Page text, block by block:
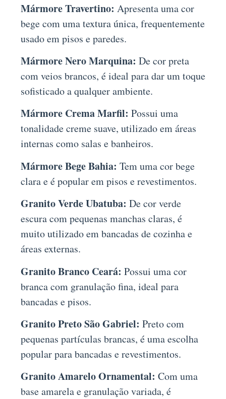
Mármore Travertino: Apresenta uma cor
bege com uma textura única, frequentemente
usado em pisos e paredes.
Mármore Nero Marquina: De cor preta
com veios brancos, é ideal para dar um toque
sofisticado a qualquer ambiente.
Mármore Crema Marfil: Possui uma
tonalidade creme suave, utilizado em áreas
internas como salas e banheiros.
Mármore Bege Bahia: Tem uma cor bege
clara e é popular em pisos e revestimentos.
Granito Verde Ubatuba: De cor verde
escura com pequenas manchas claras, é
muito utilizado em bancadas de cozinha e
áreas externas.
Granito Branco Ceará: Possui uma cor
branca com granulação fina, ideal para
bancadas e pisos.
Granito Preto São Gabriel: Preto com
pequenas partículas brancas, é uma escolha
popular para bancadas e revestimentos.
Granito Amarelo Ornamental: Com uma
base amarela e granulação variada, é